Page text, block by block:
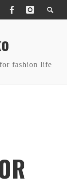
fashion life